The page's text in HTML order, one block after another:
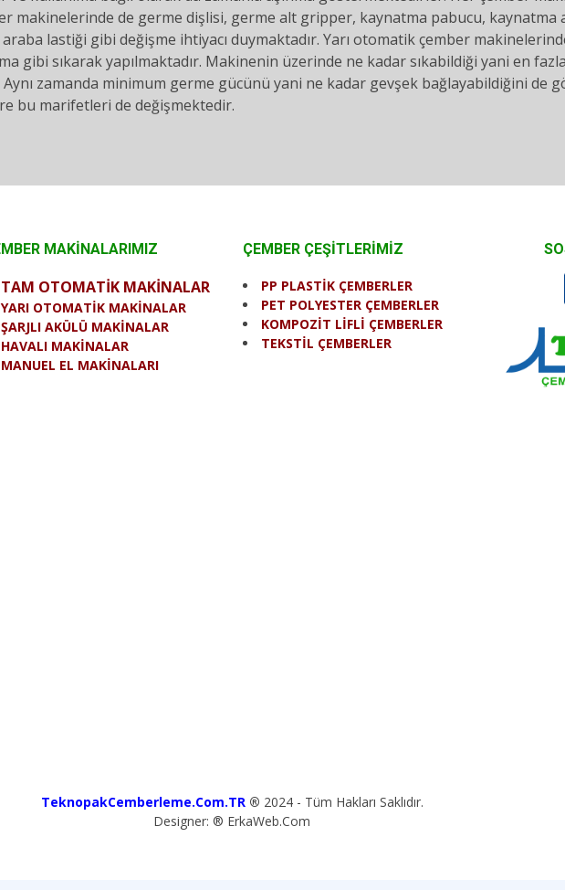
makinelerinde de germe dişlisi, germe alt gripper, kaynatma pabucu,
lastiği gibi değişme ihtiyacı duymaktadır. Yarı otomatik çember
gibi sıkarak yapılmaktadır. Makinenin üzerinde ne kadar sıkabildiği yani en
Aynı zamanda minimum germe gücünü yani ne kadar gevşek bağlayabildiğini de
bu marifetleri de değişmektedir.
MAKİNALARIMIZ
TAM OTOMATİK MAKİNALAR
YARI OTOMATİK MAKİNALAR
ŞARJLI AKÜLÜ MAKİNALAR
HAVALI MAKİNALAR
MANUEL EL MAKİNALARI
ÇEMBER ÇEŞİTLERİMİZ
PP PLASTİK ÇEMBERLER
PET POLYESTER ÇEMBERLER
KOMPOZİT LİFLİ ÇEMBERLER
TEKSTİL ÇEMBERLER
TeknopakCemberleme.Com.TR ® 2024 - Tüm Hakları Saklıdır.
Designer: ® ErkaWeb.Com